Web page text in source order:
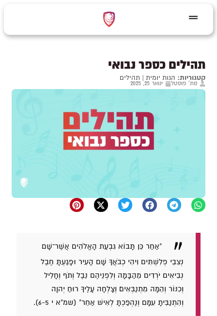
תהילים כספר נבואי
קטגוריות: הגות יומית | תהילים
סת' פוסטל ינואר 25, 2025
"אַחַר כֵּן תָּבוֹא גִּבְעַת הָאֱלֹהִים אֲשֶׁר־שָׁם
נְצִבֵי פְלִשְׁתִּים וִיהִי כְבֹאֲךָ שָׁם הָעִיר וּפָגַעְתָּ חֶבֶל
נְבִיאִים יֹרְדִים מֵהַבָּמָה וְלִפְנֵיהֶם נֵבֶל וְתֹף וְחָלִיל
וְכִנּוֹר וְהֵמָּה מִתְנַבְּאִים׃ וְצָלְחָה עָלֶיךָ רוּחַ יְהוָה
וְהִתְנַבִּיתָ עִמָּם וְנֶהְפַּכְתָּ לְאִישׁ אַחֵר" (שמ"א י 6-5).